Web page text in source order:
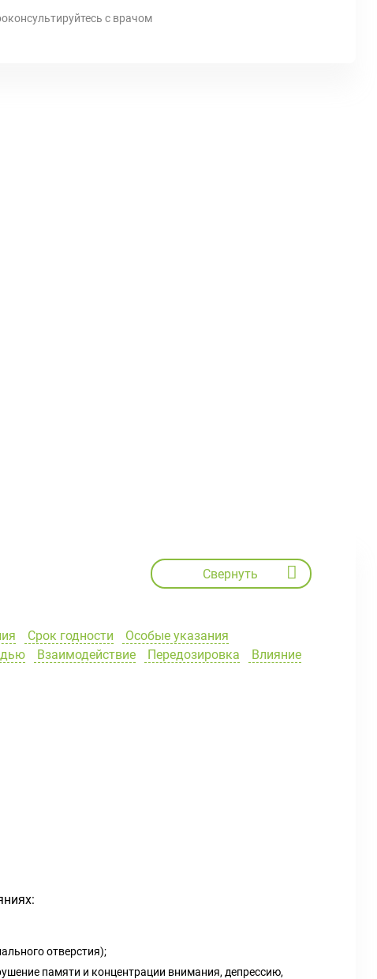
с врачом
Свернуть
Срок годности
Особые указания
Взаимодействие Передозировка
Влияние
отверстия);
памяти и концентрации внимания, депрессию,